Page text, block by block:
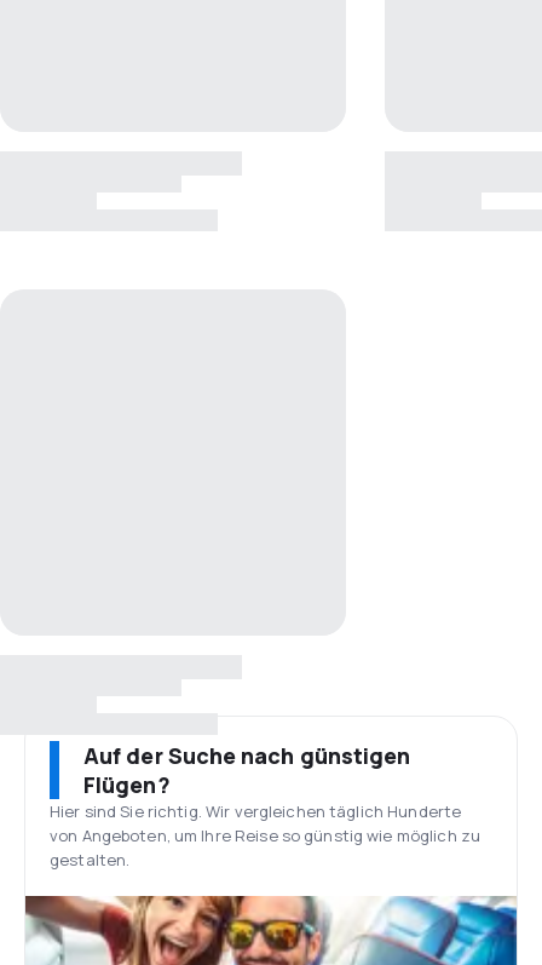
Auf der Suche nach günstigen
Flügen?
Hier sind Sie richtig. Wir vergleichen täglich Hunderte
von Angeboten, um Ihre Reise so günstig wie möglich zu
gestalten.